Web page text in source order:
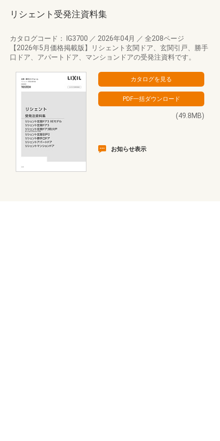
リシェント受発注資料集
カタログコード： IG3700 ／ 2026年04月 ／ 全208ページ
【2026年5月価格掲載版】リシェント玄関ドア、玄関引戸、勝手
口ドア、アパートドア、マンションドアの受発注資料です。
(49.8MB)
お知らせ表示